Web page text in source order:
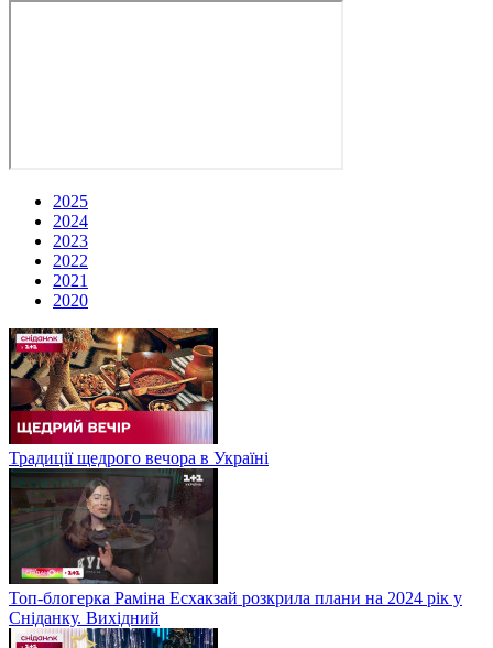
2025
2024
2023
2022
2021
2020
Традиції щедрого вечора в Україні
Топ-блогерка Раміна Есхакзай розкрила плани на 2024 рік у
Сніданку. Вихідний